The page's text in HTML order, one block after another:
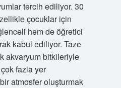
tercih ediliyor. 30
çocuklar için
hem de öğretici
kabul ediliyor. Taze
akvaryum bitkileriyle
fazla yer
atmosfer oluşturmak